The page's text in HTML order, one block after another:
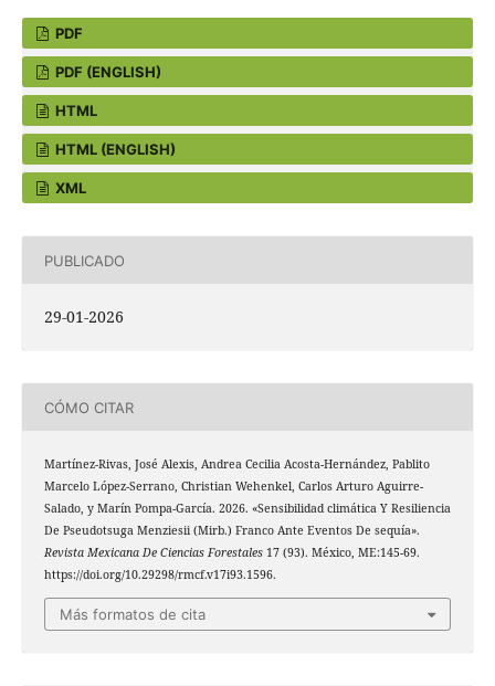
PDF
PDF (ENGLISH)
HTML
HTML (ENGLISH)
XML
PUBLICADO
29-01-2026
CÓMO CITAR
Martínez-Rivas, José Alexis, Andrea Cecilia Acosta-Hernández, Pablito
Marcelo López-Serrano, Christian Wehenkel, Carlos Arturo Aguirre-
Salado, y Marín Pompa-García. 2026. «Sensibilidad climática Y Resiliencia
De Pseudotsuga Menziesii (Mirb.) Franco Ante Eventos De sequía».
Revista Mexicana De Ciencias Forestales17 (93). México, ME:145-69.
https://doi.org/10.29298/rmcf.v17i93.1596.
Más formatos de cita